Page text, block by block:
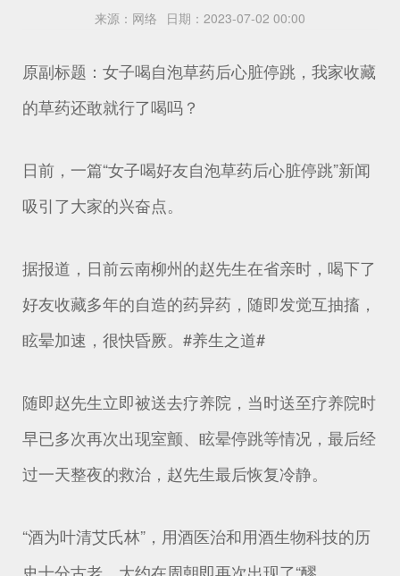
来源： 网络 日期： 2023-07-02 00:00
原副标题：女子喝自泡草药后心脏停跳，我家收藏
的草药还敢就行了喝吗？
日前，一篇“女子喝好友自泡草药后心脏停跳”新闻
吸引了大家的兴奋点。
据报道，日前云南柳州的赵先生在省亲时，喝下了
好友收藏多年的自造的药异药，随即发觉互抽搐，
眩晕加速，很快昏厥。#养生之道#
随即赵先生立即被送去疗养院，当时送至疗养院时
早已多次再次出现室颤、眩晕停跳等情况，最后经
过一天整夜的救治，赵先生最后恢复冷静。
“酒为叶清艾氏林”，用酒医治和用酒生物科技的历